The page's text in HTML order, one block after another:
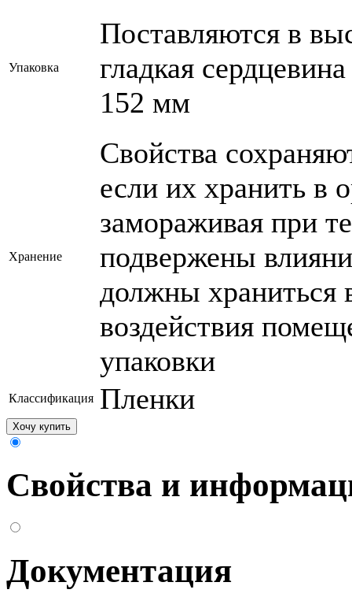
Упаковка
Поставляются в
гладкая
152 мм
Хранение
Свойства
если их хранить в
замораживая при
подвержены
должны храниться
воздействия
упаковки
Классификация Пленки
Хочу купить
Свойства и
Документация